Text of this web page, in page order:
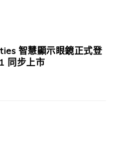
智慧顯示眼鏡正式登
同步上市